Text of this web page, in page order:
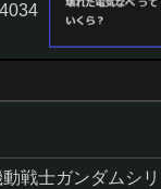
戦士ガンダムシリ